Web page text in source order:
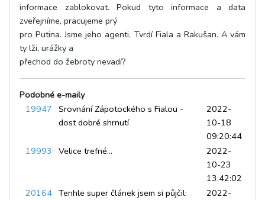
informace zablokovat. Pokud tyto informace a data
zveřejníme, pracujeme prý
pro Putina. Jsme jeho agenti. Tvrdí Fiala a Rakušan. A vám
ty lži, urážky a
přechod do žebroty nevadí?
Podobné e-maily
19947 Srovnání Zápotockého s Fialou -
dost dobré shrnutí
2022-
10-18
09:20:44
19993
Velice trefné...
2022-
10-23
13:42:02
20164 Tenhle super článek jsem si půjčil:
2022-